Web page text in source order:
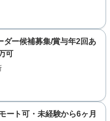
ダー候補募集/賞与年2回あ
可
ート可・未経験から6ヶ月